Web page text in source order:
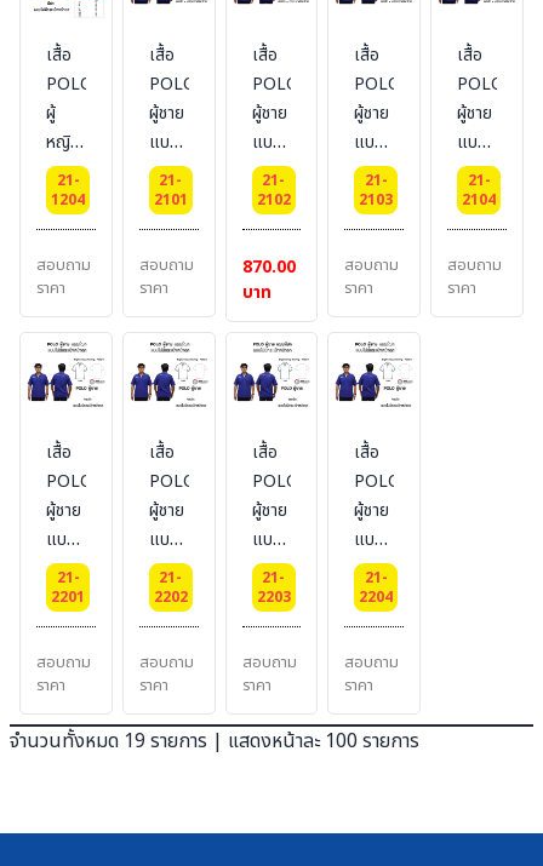
เสื้อ
POLO-
ผู้
หญิง
แบบ
ไม่มี
กระเป๋า
หน้าอก
ผ้า
DRY
TECH
21-
1204
สอบถาม
ราคา
เสื้อ
POLO-
ผู้ชาย
แบบ
มี
กระเป๋า
หน้าอก
ซ้าย
ผ้า
TK
21-
2101
สอบถาม
ราคา
เสื้อ
POLO-
ผู้ชาย
แบบ
มี
กระเป๋า
หน้าอก
ซ้าย
ผ้า
TC
21-
2102
870.00
บาท
เสื้อ
POLO-
ผู้ชาย
แบบ
มี
กระเป๋า
หน้าอก
ซ้าย
ผ้า
CVC
21-
2103
สอบถาม
ราคา
เสื้อ
POLO-
ผู้ชาย
แบบ
มี
กระเป๋า
หน้าอก
ซ้าย
ผ้า
DRY
21-
2104
สอบถาม
ราคา
เสื้อ
POLO-
ผู้ชาย
แบบ
ไม่มี
กระเป๋า
หน้าอก
ผ้า
TK
21-
2201
สอบถาม
ราคา
เสื้อ
POLO-
ผู้ชาย
แบบ
ไม่มี
กระเป๋า
หน้าอก
ผ้า
TC
21-
2202
สอบถาม
ราคา
เสื้อ
POLO-
ผู้ชาย
แบบ
ไม่มี
กระเป๋า
หน้าอก
ผ้า
CVC
21-
2203
สอบถาม
ราคา
เสื้อ
POLO-
ผู้ชาย
แบบ
ไม่มี
กระเป๋า
หน้าอก
ผ้า
DRY
TECH
21-
2204
สอบถาม
ราคา
จำนวนทั้งหมด 19 รายการ | แสดงหน้าละ 100 รายการ